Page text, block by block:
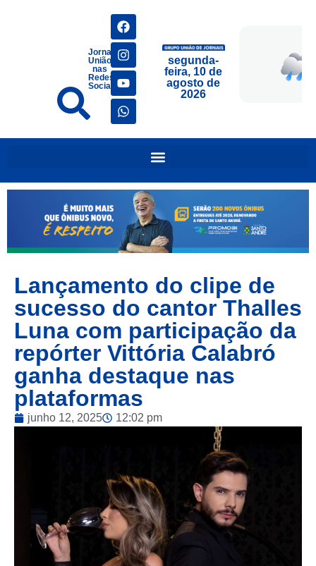
Jornais
União
nas
Redes
Sociais
segunda-
feira, 10 de
agosto de
2026
Lançamento do clipe de
sucesso do cantor Thalles
Luna com participação da
repórter Vittória Calabró
ganha destaque nas
plataformas
junho 12, 2025 12:02 pm